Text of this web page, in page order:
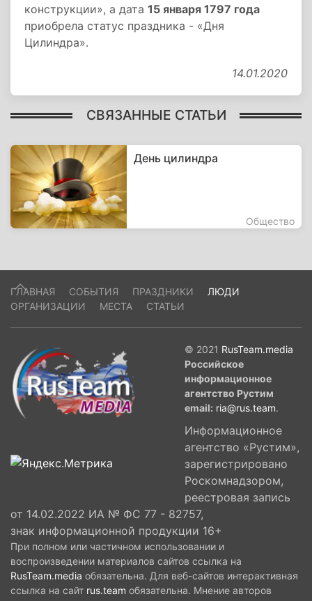
конструкции», а дата 15 января 1797 года
приобрела статус праздника - «Дня
Цилиндра».
14.01.2020
СВЯЗАННЫЕ СТАТЬИ
День цилиндра
Общество
ГЛАВНАЯ СОБЫТИЯ ПРАЗДНИКИ
ЛЮДИ
ОРГАНИЗАЦИИ
МЕСТА СТАТЬИ
© 2021 RusTeam.media
Российское
информационное
агентство Рустим
email: ria@rus.team.
Информационное
агентство «Рустим»,
зарегистрировано
Роскомнадзором,
реестровая запись
от 14.02.2022 ИА № ФС 77 - 82757,
знак информационной продукции 16+
При полном или частичном использовании и
воспроизведении материалов сайтов ссылка на
RusTeam.media обязательна. Для веб-сайтов интерактивная
ссылка на сайт rus.team обязательна. Мнение авторов